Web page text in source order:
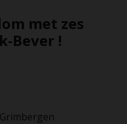
met zes
Bever !